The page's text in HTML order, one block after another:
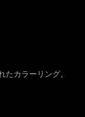
カラーリング。